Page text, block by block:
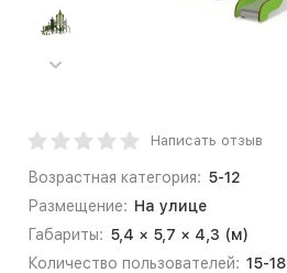
Написать отзыв
Возрастная категория: 5-12
Размещение: На улице
Габариты: 5,4 × 5,7 × 4,3 (м)
Количество пользователей: 15-18